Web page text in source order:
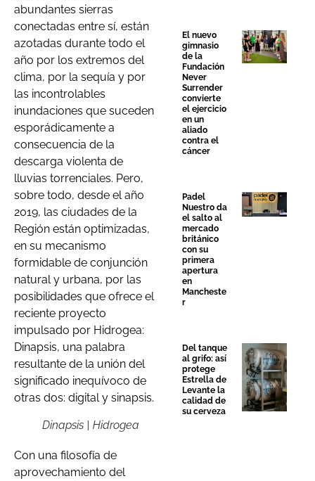
abundantes sierras
conectadas entre sí, están
azotadas durante todo el
año por los extremos del
clima, por la sequía y por
las incontrolables
inundaciones que suceden
esporádicamente a
consecuencia de la
descarga violenta de
lluvias torrenciales. Pero,
sobre todo, desde el año
2019, las ciudades de la
Región están optimizadas,
en su mecanismo
formidable de conjunción
natural y urbana, por las
posibilidades que ofrece el
reciente proyecto
impulsado por Hidrogea:
Dinapsis, una palabra
resultante de la unión del
significado inequívoco de
otras dos: digital y sinapsis.
Dinapsis | Hidrogea
Con una filosofía de
aprovechamiento del
El nuevo
gimnasio
de la
Fundación
Never
Surrender
convierte
el ejercicio
en un
aliado
contra el
cáncer
Padel
Nuestro da
el salto al
mercado
británico
con su
primera
apertura
en
Mancheste
r
Del tanque
al grifo: así
protege
Estrella de
Levante la
calidad de
su cerveza